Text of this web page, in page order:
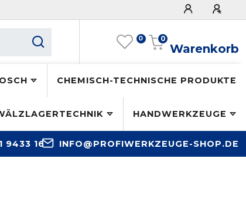
0
Warenkorb
0
CHEMISCH-TECHNISCHE PRODUKTE
HANDWERKZEUGE
9433 16 INFO@PROFIWERKZEUGE-SHOP.DE